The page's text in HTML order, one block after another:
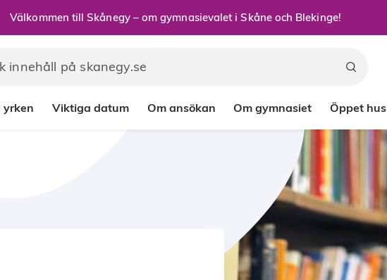
Välkommen till Skånegy – om gymnasievalet i Skåne och Blekinge!
yrken Viktiga datum Om ansökan Om gymnasiet Öppet hus